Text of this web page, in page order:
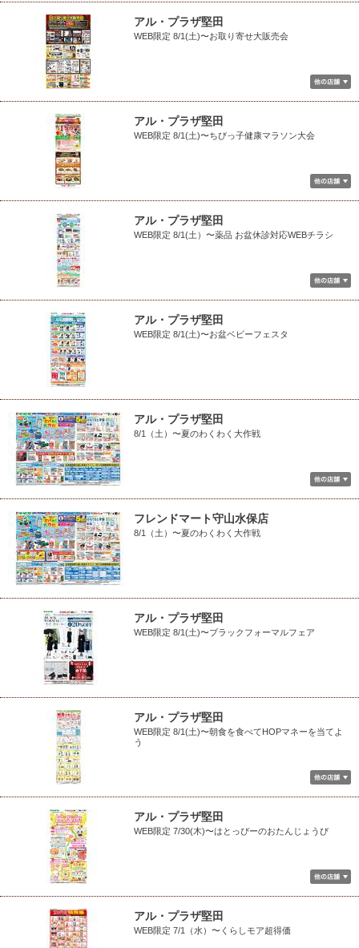
アル・プラザ堅田
WEB限定 8/1(土)〜お取り寄せ大販売会
アル・プラザ堅田
WEB限定 8/1(土)〜ちびっ子健康マラソン大会
アル・プラザ堅田
WEB限定 8/1(土）〜薬品 お盆休診対応WEBチラシ
アル・プラザ堅田
WEB限定 8/1(土)〜お盆ベビーフェスタ
アル・プラザ堅田
8/1（土）〜夏のわくわく大作戦
フレンドマート守山水保店
8/1（土）〜夏のわくわく大作戦
アル・プラザ堅田
WEB限定 8/1(土)〜ブラックフォーマルフェア
アル・プラザ堅田
WEB限定 8/1(土)〜朝食を食べてHOPマネーを当てよ
う
アル・プラザ堅田
WEB限定 7/30(木)〜はとっぴーのおたんじょうび
アル・プラザ堅田
WEB限定 7/1（水）〜くらしモア超得価